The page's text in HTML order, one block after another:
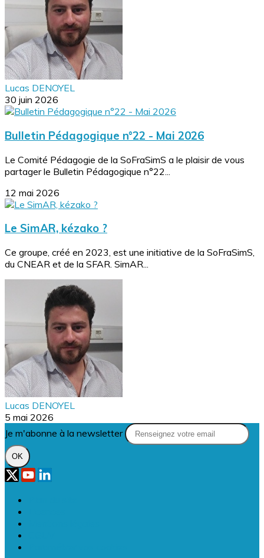
Lucas DENOYEL
30 juin 2026
Bulletin Pédagogique n°22 - Mai 2026
Le Comité Pédagogie de la SoFraSimS a le plaisir de vous
partager le Bulletin Pédagogique n°22...
12 mai 2026
Le SimAR, kézako ?
Ce groupe, créé en 2023, est une initiative de la SoFraSimS,
du CNEAR et de la SFAR. SimAR...
Lucas DENOYEL
5 mai 2026
Je m'abonne à la newsletter
OK